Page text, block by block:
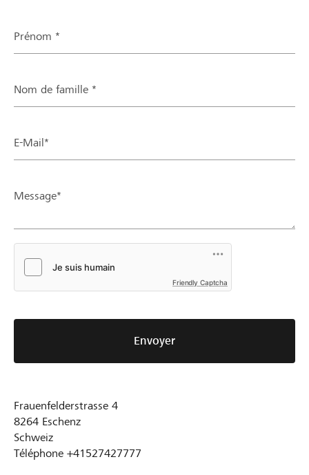
Prénom *
Nom de famille *
E-Mail*
Message*
Friendly Captcha
Envoyer
Frauenfelderstrasse 4
8264 Eschenz
Schweiz
Téléphone +41527427777